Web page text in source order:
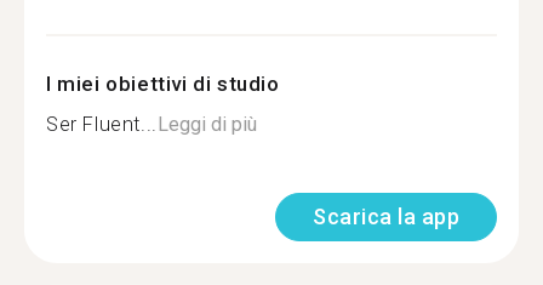
I miei obiettivi di studio
Ser Fluent... Leggi di più
Scarica la app